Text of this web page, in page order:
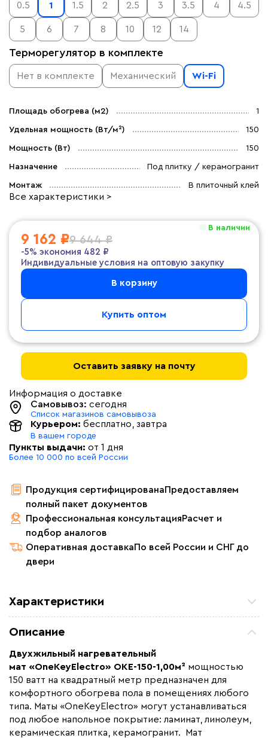
0.5 1 1.5 2 2.5 3 3.5 4 4.5
5 6 7 8 10 12 14
Терморегулятор в комплекте
Нет в комплекте Механический Wi-Fi
Площадь обогрева (м2) 1
Удельная мощность (Вт/м²) 150
Мощность (Вт) 150
Назначение Под плитку / керамогранит
Монтаж В плиточный клей
Все характеристики >
В наличии
9 162 ₽9 644 ₽
-5% экономия 482 ₽
Индивидуальные условия на оптовую закупку
В корзину
Купить оптом
Оставить заявку на почту
Информация о доставке
Самовывоз: сегодня
Список магазинов самовывоза
Курьером: бесплатно , завтра
В вашем городе
Пункты выдачи: от 1 дня
Более 10 000 по всей России
Продукция сертифицированаПредоставляем
полный пакет документов
Профессиональная консультацияРасчет и
подбор аналогов
Оперативная доставкаПо всей России и СНГ до
двери
Характеристики
Мощность (Вт)
Назначение Под плитку / керамогранит
Монтаж В плиточный клей
Макс. рабочая температура (C)
Макс. ток нагрузки (А)
Описание
Двухжильный нагревательный
мат «OneKeyElectro» OKE-150-1,00м² мощностью
150 ватт на квадратный метр предназначен для
комфортного обогрева пола в помещениях любого
типа. Маты «OneKeyElectro» могут устанавливаться
под любое напольное покрытие: ламинат, линолеум,
керамическая плитка, керамогранит. Мат